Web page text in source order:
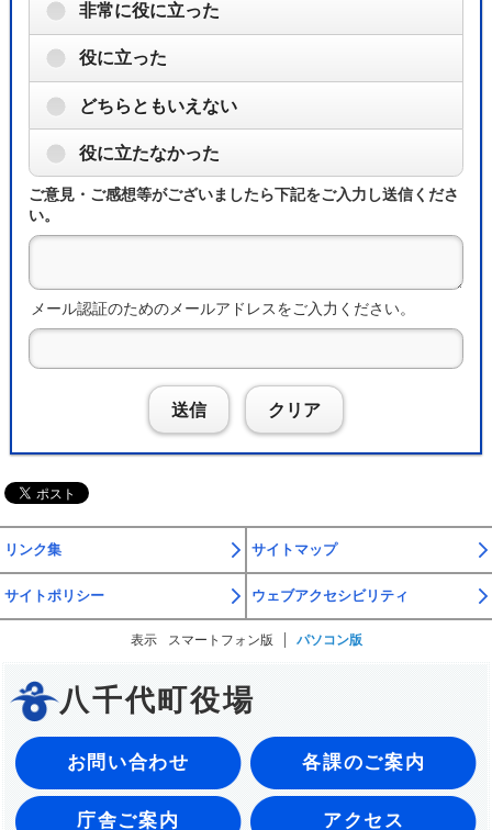
非常に役に立った
役に立った
どちらともいえない
役に立たなかった
ご意見・ご感想等がございましたら下記をご入力し送信くださ
い。
メール認証のためのメールアドレスをご入力ください。
送信 クリア
リンク集 サイトマップ
サイトポリシー ウェブアクセシビリティ
表示 スマートフォン版 パソコン版
八千代町役場
お問い合わせ 各課のご案内
庁舎ご案内 アクセス